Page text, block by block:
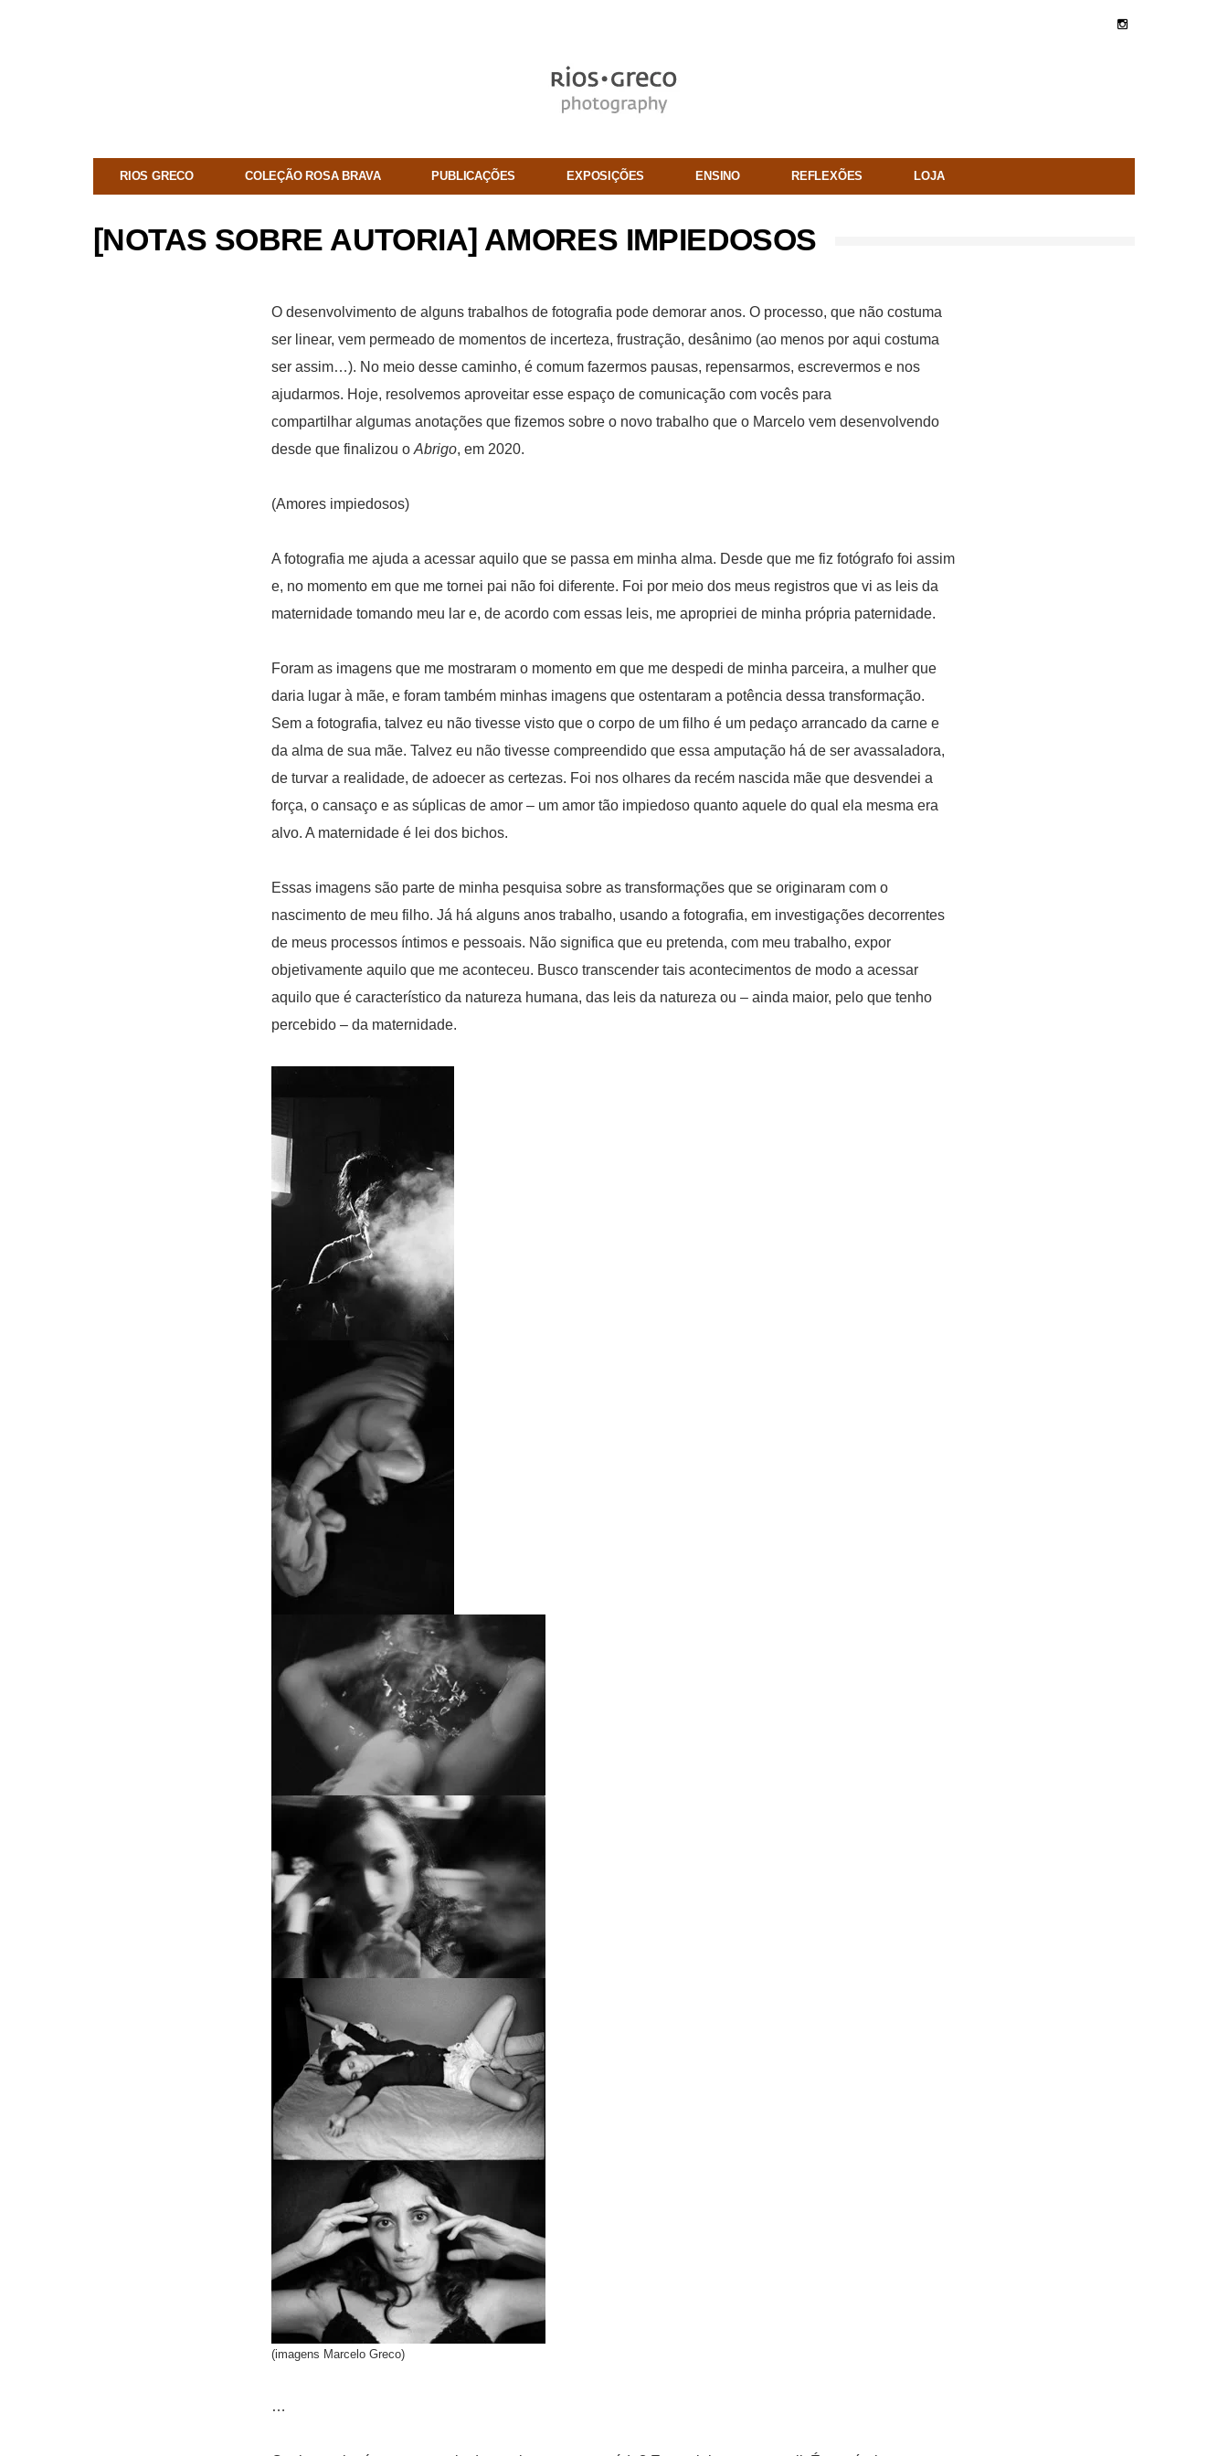
RIOS GRECO COLEÇÃO ROSA BRAVA PUBLICAÇÕES EXPOSIÇÕES ENSINO REFLEXÕES LOJA
[NOTAS SOBRE AUTORIA] AMORES IMPIEDOSOS
O desenvolvimento de alguns trabalhos de fotografia pode demorar anos. O processo, que não costuma
ser linear, vem permeado de momentos de incerteza, frustração, desânimo (ao menos por aqui costuma
ser assim…). No meio desse caminho, é comum fazermos pausas, repensarmos, escrevermos e nos
ajudarmos. Hoje, resolvemos aproveitar esse espaço de comunicação com vocês para
compartilhar algumas anotações que fizemos sobre o novo trabalho que o Marcelo vem desenvolvendo
desde que finalizou o Abrigo, em 2020.
(Amores impiedosos)
A fotografia me ajuda a acessar aquilo que se passa em minha alma. Desde que me fiz fotógrafo foi assim
e, no momento em que me tornei pai não foi diferente. Foi por meio dos meus registros que vi as leis da
maternidade tomando meu lar e, de acordo com essas leis, me apropriei de minha própria paternidade.
Foram as imagens que me mostraram o momento em que me despedi de minha parceira, a mulher que
daria lugar à mãe, e foram também minhas imagens que ostentaram a potência dessa transformação.
Sem a fotografia, talvez eu não tivesse visto que o corpo de um filho é um pedaço arrancado da carne e
da alma de sua mãe. Talvez eu não tivesse compreendido que essa amputação há de ser avassaladora,
de turvar a realidade, de adoecer as certezas. Foi nos olhares da recém nascida mãe que desvendei a
força, o cansaço e as súplicas de amor – um amor tão impiedoso quanto aquele do qual ela mesma era
alvo. A maternidade é lei dos bichos.
Essas imagens são parte de minha pesquisa sobre as transformações que se originaram com o
nascimento de meu filho. Já há alguns anos trabalho, usando a fotografia, em investigações decorrentes
de meus processos íntimos e pessoais. Não significa que eu pretenda, com meu trabalho, expor
objetivamente aquilo que me aconteceu. Busco transcender tais acontecimentos de modo a acessar
aquilo que é característico da natureza humana, das leis da natureza ou – ainda maior, pelo que tenho
percebido – da maternidade.
(imagens Marcelo Greco)
…